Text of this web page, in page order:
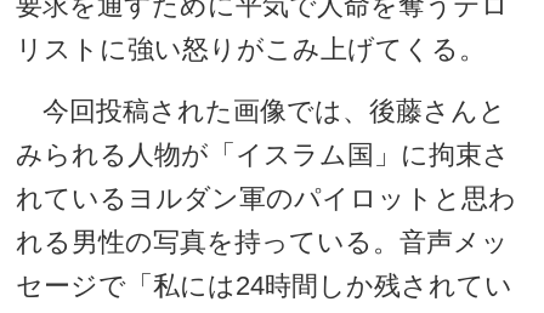
リストに強い怒りがこみ上げてくる。
今回投稿された画像では、後藤さんと
みられる人物が「イスラム国」に拘束さ
れているヨルダン軍のパイロットと思わ
れる男性の写真を持っている。音声メッ
セージで「私には24時間しか残されてい